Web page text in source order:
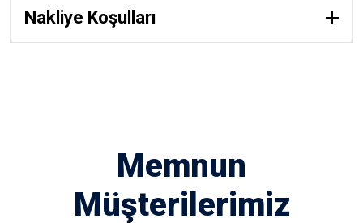
Nakliye Koşulları
Memnun
Müşterilerimiz